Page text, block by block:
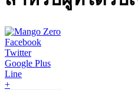
Facebook
Twitter
Google Plus
Line
+